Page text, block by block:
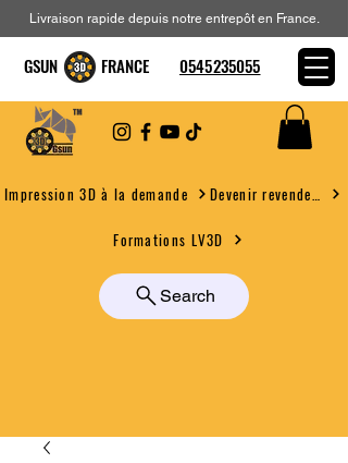
Impression 3D à la demande
Formations LV3D
Search
Livraison rapide depuis notre entrepôt en France.
GSUN FRANCE 0545235055